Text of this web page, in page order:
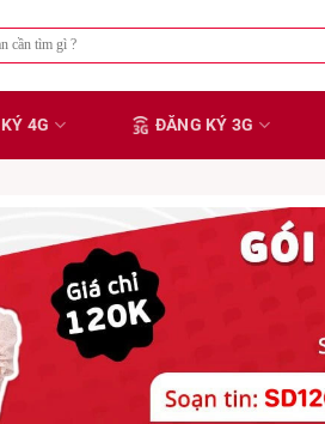
4G ĐĂNG KÝ 3G